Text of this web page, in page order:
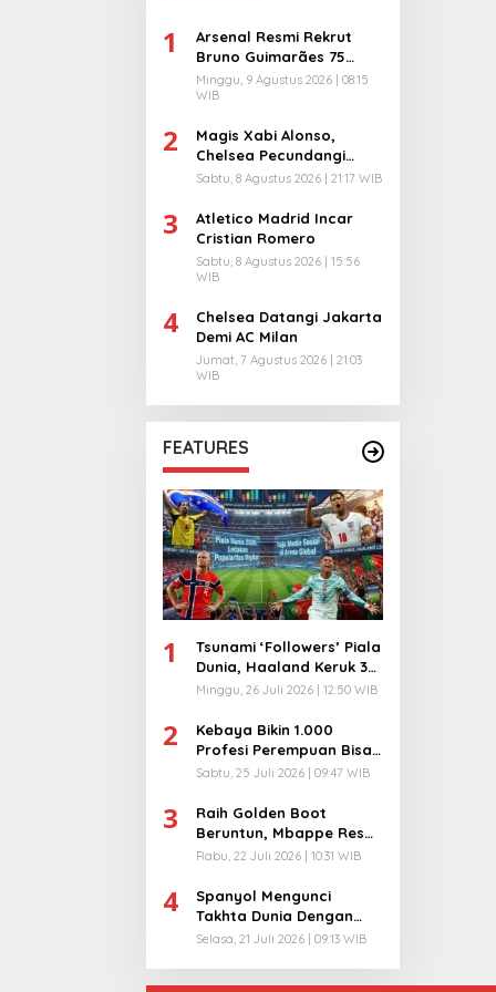
1
Arsenal Resmi Rekrut
Bruno Guimarães 75
Juta Pound
Minggu, 9 Agustus 2026 | 08:15
WIB
2
Magis Xabi Alonso,
Chelsea Pecundangi
Milan
Sabtu, 8 Agustus 2026 | 21:17 WIB
3
Atletico Madrid Incar
Cristian Romero
Sabtu, 8 Agustus 2026 | 15:56
WIB
4
Chelsea Datangi Jakarta
Demi AC Milan
Jumat, 7 Agustus 2026 | 21:03
WIB
FEATURES
1
Tsunami ‘Followers’ Piala
Dunia, Haaland Keruk 32
Juta, Kiper 40 Tahun
Minggu, 26 Juli 2026 | 12:50 WIB
2
Kebaya Bikin 1.000
Profesi Perempuan Bisa
Menyatu di Arena
Sabtu, 25 Juli 2026 | 09:47 WIB
3
Raih Golden Boot
Beruntun, Mbappe Resmi
Kunci Takhta Top Skor
Rabu, 22 Juli 2026 | 10:31 WIB
4
Spanyol Mengunci
Takhta Dunia Dengan
Kesempurnaan, Dominasi
Selasa, 21 Juli 2026 | 09:13 WIB